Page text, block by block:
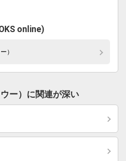
online)
）
ー）に関連が深い